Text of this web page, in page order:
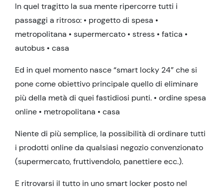
In quel tragitto la sua mente ripercorre tutti i
passaggi a ritroso: • progetto di spesa •
metropolitana • supermercato • stress • fatica •
autobus • casa
Ed in quel momento nasce “smart locky 24” che si
pone come obiettivo principale quello di eliminare
più della metà di quei fastidiosi punti. • ordine spesa
online • metropolitana • casa
Niente di più semplice, la possibilità di ordinare tutti
i prodotti online da qualsiasi negozio convenzionato
(supermercato, fruttivendolo, panettiere ecc.).
E ritrovarsi il tutto in uno smart locker posto nel